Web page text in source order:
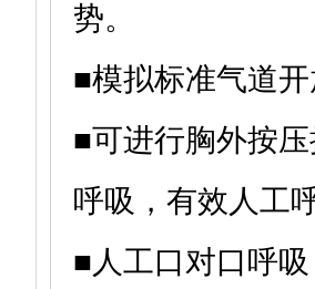
势。
■模拟标准气道
■可进行胸外按
呼吸，有效人工
■人工口对口呼